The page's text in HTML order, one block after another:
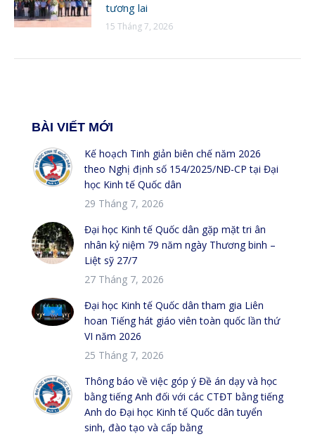
tương lai
15 Tháng 7, 2026
BÀI VIẾT MỚI
Kế hoạch Tinh giản biên chế năm 2026
theo Nghị định số 154/2025/NĐ-CP tại Đại
học Kinh tế Quốc dân
29 Tháng 7, 2026
Đại học Kinh tế Quốc dân gặp mặt tri ân
nhân kỷ niệm 79 năm ngày Thương binh –
Liệt sỹ 27/7
27 Tháng 7, 2026
Đại học Kinh tế Quốc dân tham gia Liên
hoan Tiếng hát giáo viên toàn quốc lần thứ
VI năm 2026
25 Tháng 7, 2026
Thông báo về việc góp ý Đề án dạy và học
bằng tiếng Anh đối với các CTĐT bằng tiếng
Anh do Đại học Kinh tế Quốc dân tuyển
sinh, đào tạo và cấp bằng